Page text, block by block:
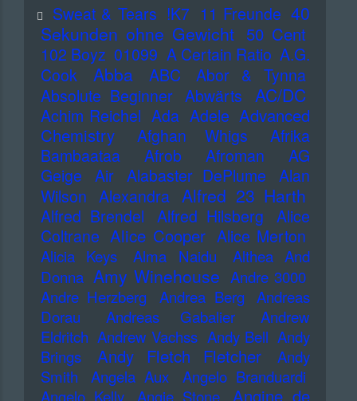
Sweat & Tears !K7 11 Freunde 40
Sekunden ohne Gewicht 50 Cent
102 Boyz 01099 A Certain Ratio A.G.
Cook
Abba ABC
Abor & Tynna
Absolute Beginner Abwärts AC/DC
Achim Reichel Ada Adele Advanced
Chemistry
Afghan Whigs
Afrika
Bambaataa
Afrob Afroman
AG
Geige
Air Alabaster DePlume
Alan
Wilson Alexandra Alfred 23 Harth
Alfred Brendel Alfred Hilsberg
Alice
Coltrane Alice Cooper Alice Merton
Alicia Keys Alma Naidu
Althea And
Donna Amy Winehouse Andre 3000
Andre Herzberg
Andrea Berg
Andreas
Dorau
Andreas Gabalier
Andrew
Eldritch Andrew Vachss Andy Bell Andy
Brings
Andy Fletch Fletcher
Andy
Smith
Angela Aux
Angelo Branduardi
Angelo Kelly
Angie Stone
Angine de